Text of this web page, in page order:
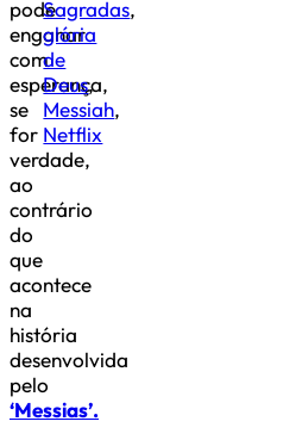
pode
enganar
com
esperança,
se
for
verdade,
ao
contrário
do
que
acontece
na
história
desenvolvida
pelo
‘Messias’.
Sagradas,
glória
de
Deus,
Messiah,
Netflix